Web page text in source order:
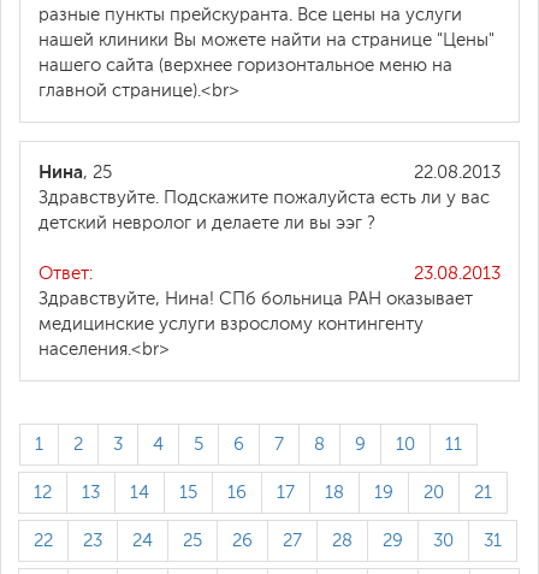
разные пункты прейскуранта. Все цены на услуги
нашей клиники Вы можете найти на странице "Цены"
нашего сайта (верхнее горизонтальное меню на
главной странице).<br>
22.08.2013
Нина, 25
Здравствуйте. Подскажите пожалуйста есть ли у вас
детский невролог и делаете ли вы ээг ?
23.08.2013
Ответ:
Здравствуйте, Нина! СПб больница РАН оказывает
медицинские услуги взрослому контингенту
населения.<br>
1 2 3 4 5 6 7 8 9 10 11
12 13 14 15 16 17 18 19 20 21
22 23 24 25 26 27 28 29 30 31